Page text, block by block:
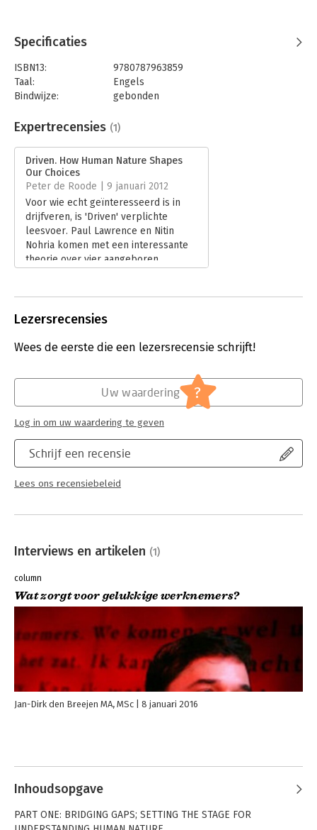
Specificaties
ISBN13:
9780787963859
Taal:
Engels
Bindwijze:
gebonden
Uitgever:
Jossey Bass
Expertrecensies (1)
Driven. How Human Nature Shapes
Our Choices
Peter de Roode | 9 januari 2012
Voor wie echt geïnteresseerd is in
drijfveren, is 'Driven' verplichte
leesvoer. Paul Lawrence en Nitin
Nohria komen met een interessante
theorie over vier aangeboren
functioneren, leveren ze ook de
Aan de hand van cases over Ierland,
wordt de verbinding tussen theorie
Lezersrecensies
Wees de eerste die een lezersrecensie schrijft!
Schrijf een recensie
Lees ons recensiebeleid
Uw waardering ?
Log in om uw waardering te geven
Interviews en artikelen (1)
column
Wat zorgt voor gelukkige werknemers?
Jan-Dirk den Breejen MA, MSc 8 januari 2016
Inhoudsopgave
PART ONE: BRIDGING GAPS; SETTING THE STAGE FOR